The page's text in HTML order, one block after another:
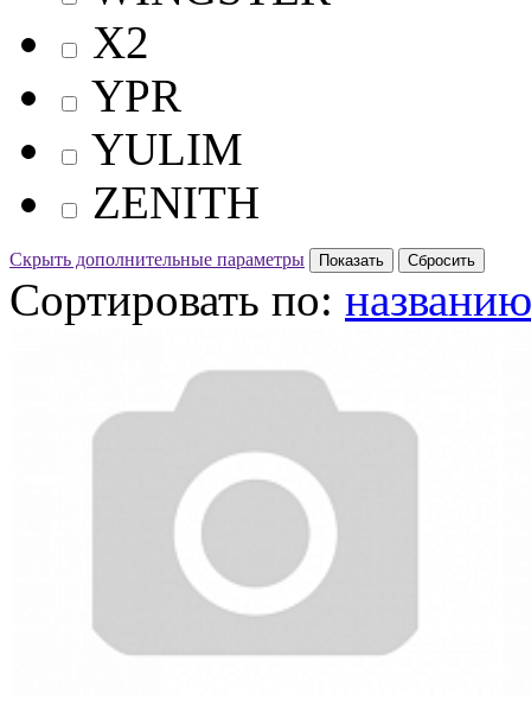
X2
YPR
YULIM
ZENITH
Скрыть дополнительные параметры
Сортировать по: